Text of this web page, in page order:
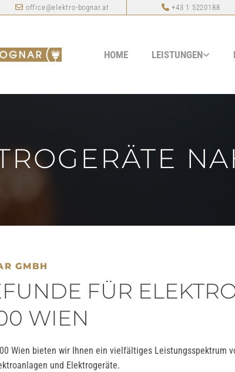
 office@elektro-bognar.at  +43 1 5220188
HOME LEISTUNGEN
GMBH
FÜR
WIEN
Wien bieten wir Ihnen ein vielfältiges Leistungsspektrum
und Elektrogeräte.